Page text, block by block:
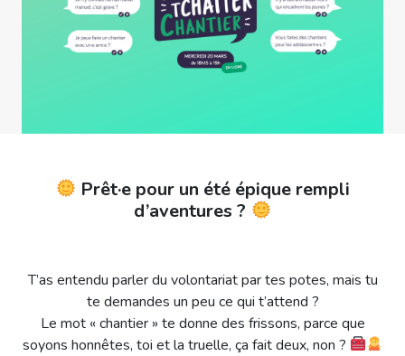
Prêt·e pour un été épique rempli
d’aventures ?
T’as entendu parler du volontariat par tes potes, mais tu
te demandes un peu ce qui t’attend ?
Le mot « chantier » te donne des frissons, parce que
soyons honnêtes, toi et la truelle, ça fait deux, non ?